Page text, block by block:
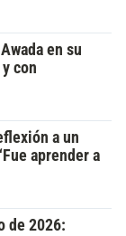
en su
con
a un
aprender a
de 2026: